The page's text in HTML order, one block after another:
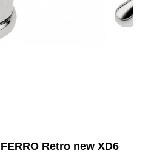
Retro new XD6